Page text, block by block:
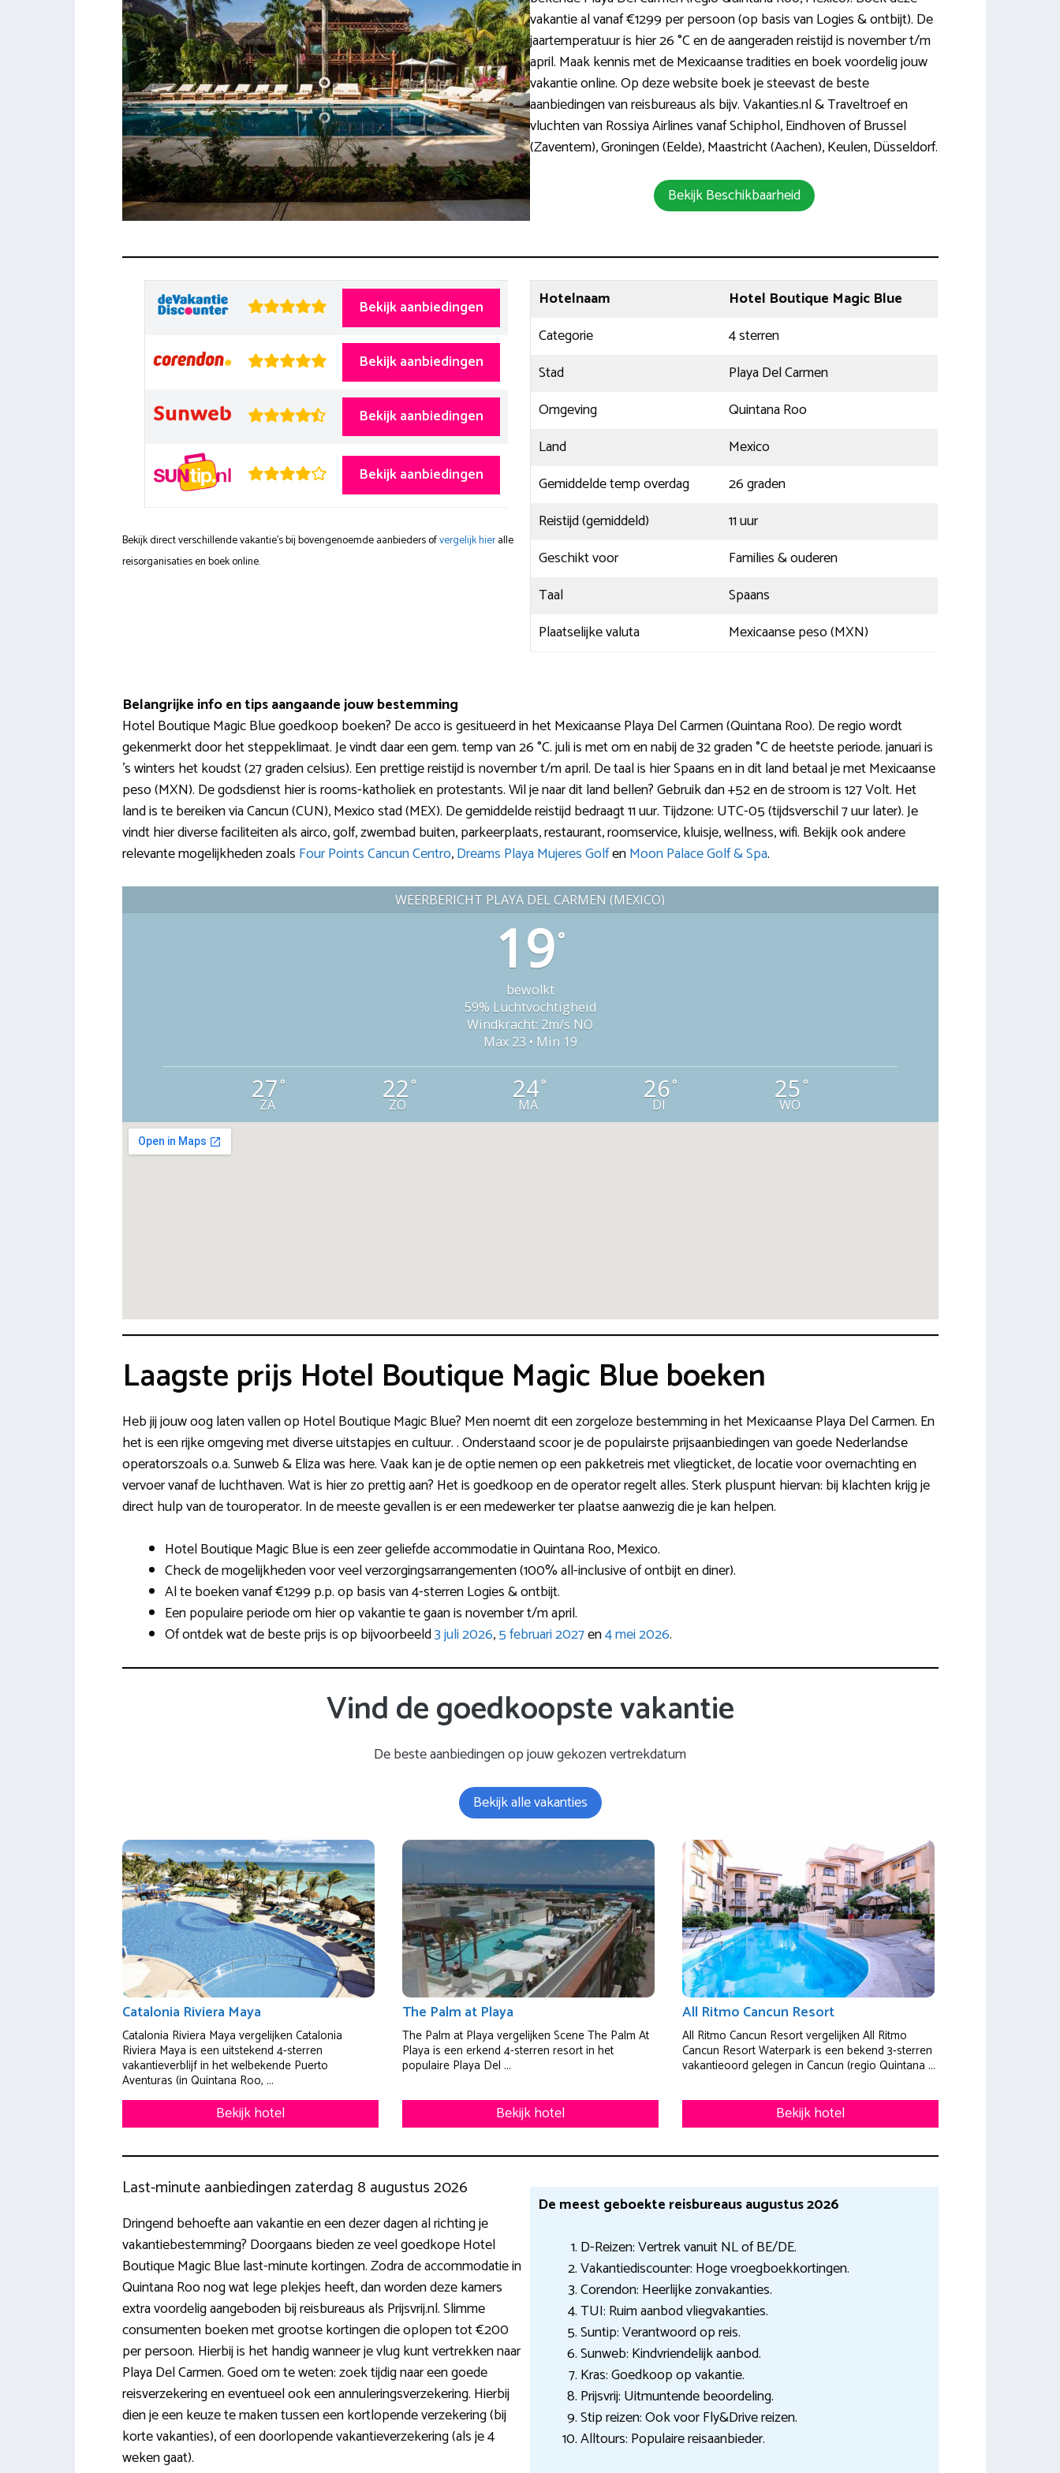
vakantie al vanaf €1299 per persoon (op basis van Logies & ontbijt). De
jaartemperatuur is hier 26 °C en de aangeraden reistijd is november t/m
april. Maak kennis met de Mexicaanse tradities en boek voordelig jouw
vakantie online. Op deze website boek je steevast de beste
aanbiedingen van reisbureaus als bijv. Vakanties.nl & Traveltroef en
vluchten van Rossiya Airlines vanaf Schiphol, Eindhoven of Brussel
(Zaventem), Groningen (Eelde), Maastricht (Aachen), Keulen, Düsseldorf.
Bekijk Beschikbaarheid
Bekijk aanbiedingen
Bekijk aanbiedingen
Bekijk aanbiedingen
Bekijk aanbiedingen
Bekijk direct verschillende vakantie's bij bovengenoemde aanbieders ofvergelijk hieralle
reisorganisaties en boek online.
Hotelnaam
Hotel Boutique Magic Blue
Categorie
4 sterren
Stad
Playa Del Carmen
Omgeving
Quintana Roo
Land
Mexico
Gemiddelde temp overdag
26 graden
Reistijd (gemiddeld)
11 uur
Geschikt voor
Families & ouderen
Taal
Spaans
Plaatselijke valuta
Mexicaanse peso (MXN)
Belangrijke info en tips aangaande jouw bestemming
Hotel Boutique Magic Blue goedkoop boeken? De acco is gesitueerd in het Mexicaanse Playa Del Carmen (Quintana Roo). De regio wordt
gekenmerkt door het steppeklimaat. Je vindt daar een gem. temp van 26 °C. juli is met om en nabij de 32 graden °C de heetste periode. januari is
’s winters het koudst (27 graden celsius). Een prettige reistijd is november t/m april. De taal is hier Spaans en in dit land betaal je met Mexicaanse
peso (MXN). De godsdienst hier is rooms-katholiek en protestants. Wil je naar dit land bellen? Gebruik dan +52 en de stroom is 127 Volt. Het
land is te bereiken via Cancun (CUN), Mexico stad (MEX). De gemiddelde reistijd bedraagt 11 uur. Tijdzone: UTC-05 (tijdsverschil 7 uur later). Je
vindt hier diverse faciliteiten als airco, golf, zwembad buiten, parkeerplaats, restaurant, roomservice, kluisje, wellness, wifi. Bekijk ook andere
relevante mogelijkheden zoals Four Points Cancun Centro,Dreams Playa Mujeres GolfenMoon Palace Golf & Spa.
WEERBERICHT PLAYA DEL CARMEN (MEXICO)
19°
bewolkt
59% Luchtvochtigheid
Windkracht: 2m/s NO
Max 23 • Min 19
27°
ZA
22°
ZO
24°
MA
26°
DI
25°
WO
Laagste prijs Hotel Boutique Magic Blue boeken
Heb jij jouw oog laten vallen op Hotel Boutique Magic Blue? Men noemt dit een zorgeloze bestemming in het Mexicaanse Playa Del Carmen. En
het is een rijke omgeving met diverse uitstapjes en cultuur. . Onderstaand scoor je de populairste prijsaanbiedingen van goede Nederlandse
operatorszoals o.a. Sunweb & Eliza was here. Vaak kan je de optie nemen op een pakketreis met vliegticket, de locatie voor overnachting en
vervoer vanaf de luchthaven. Wat is hier zo prettig aan? Het is goedkoop en de operator regelt alles. Sterk pluspunt hiervan: bij klachten krijg je
direct hulp van de touroperator. In de meeste gevallen is er een medewerker ter plaatse aanwezig die je kan helpen.
Hotel Boutique Magic Blue is een zeer geliefde accommodatie in Quintana Roo, Mexico.
Check de mogelijkheden voor veel verzorgingsarrangementen (100% all-inclusive of ontbijt en diner).
Al te boeken vanaf €1299 p.p. op basis van 4-sterren Logies & ontbijt.
Een populaire periode om hier op vakantie te gaan is november t/m april.
Of ontdek wat de beste prijs is op bijvoorbeeld3 juli 2026,5 februari 2027en4 mei 2026.
Vind de goedkoopste vakantie
De beste aanbiedingen op jouw gekozen vertrekdatum
Bekijk alle vakanties
Catalonia Riviera Maya
Catalonia Riviera Maya vergelijken Catalonia
Riviera Maya is een uitstekend 4-sterren
vakantieverblijf in het welbekende Puerto
Aventuras (in Quintana Roo, ...
Bekijk hotel
The Palm at Playa
The Palm at Playa vergelijken Scene The Palm At
Playa is een erkend 4-sterren resort in het
populaire Playa Del ...
Bekijk hotel
All Ritmo Cancun Resort
All Ritmo Cancun Resort vergelijken All Ritmo
Cancun Resort Waterpark is een bekend 3-sterren
vakantieoord gelegen in Cancun (regio Quintana ...
Bekijk hotel
Last-minute aanbiedingen zaterdag 8 augustus 2026
Dringend behoefte aan vakantie en een dezer dagen al richting je
vakantiebestemming? Doorgaans bieden ze veel goedkope Hotel
Boutique Magic Blue last-minute kortingen. Zodra de accommodatie in
Quintana Roo nog wat lege plekjes heeft, dan worden deze kamers
extra voordelig aangeboden bij reisbureaus als Prijsvrij.nl. Slimme
consumenten boeken met grootse kortingen die oplopen tot €200
per persoon. Hierbij is het handig wanneer je vlug kunt vertrekken naar
Playa Del Carmen. Goed om te weten: zoek tijdig naar een goede
reisverzekering en eventueel ook een annuleringsverzekering. Hierbij
dien je een keuze te maken tussen een kortlopende verzekering (bij
korte vakanties), of een doorlopende vakantieverzekering (als je 4
weken gaat).
De meest geboekte reisbureaus augustus 2026
D-Reizen: Vertrek vanuit NL of BE/DE.
Vakantiediscounter: Hoge vroegboekkortingen.
Corendon: Heerlijke zonvakanties.
TUI: Ruim aanbod vliegvakanties.
Suntip: Verantwoord op reis.
Sunweb: Kindvriendelijk aanbod.
Kras: Goedkoop op vakantie.
Prijsvrij: Uitmuntende beoordeling.
Stip reizen: Ook voor Fly&Drive reizen.
Alltours: Populaire reisaanbieder.